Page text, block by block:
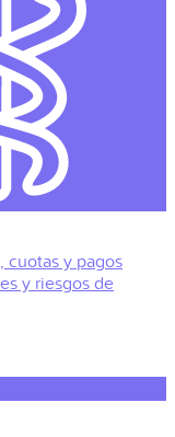
cuotas y pagos
y riesgos de